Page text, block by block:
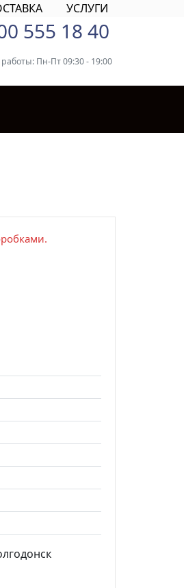
УСЛУГИ
555 18 40
Пн-Пт 09:30 - 19:00